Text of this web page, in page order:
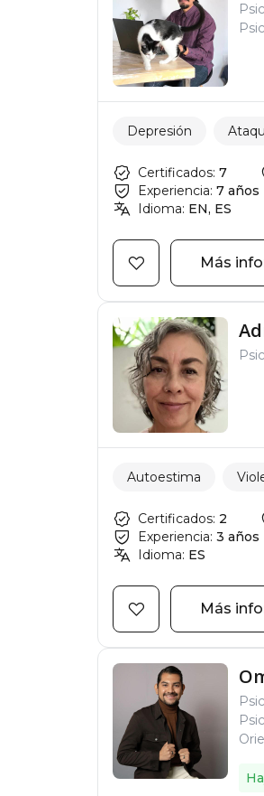
Depresión
Certificados: 7
Experiencia: 7 años
Idioma: EN, ES
Más
Autoestima
Certificados: 2
Experiencia: 3 años
Idioma: ES
Más